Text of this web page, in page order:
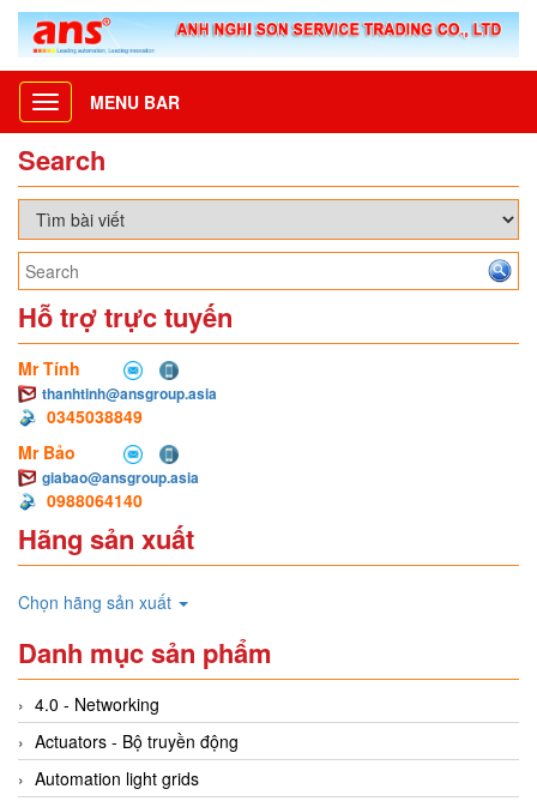
Toggle
navigation
MENU BAR
Search
Hỗ trợ trực tuyến
Mr Tính
thanhtinh@ansgroup.asia
0345038849
Mr Bảo
giabao@ansgroup.asia
0988064140
Hãng sản xuất
Chọn hãng sản xuất
Danh mục sản phẩm
4.0 - Networking
Actuators - Bộ truyền động
Automation light grids